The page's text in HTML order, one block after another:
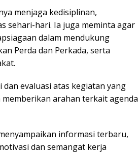
menjaga kedisiplinan,
sehari-hari. Ia juga meminta agar
dalam mendukung
Perda dan Perkada, serta
dan evaluasi atas kegiatan yang
arahan terkait agenda
informasi terbaru,
dan semangat kerja